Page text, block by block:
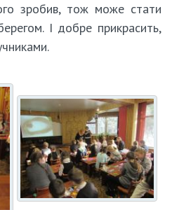
зробив, тож може стати
І добре прикрасить,